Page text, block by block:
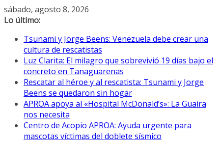
Saltar
al
sábado, agosto 8, 2026
Lo último:
Tsunami y Jorge Beens: Venezuela debe crear una
cultura de rescatistas
Luz Clarita: El milagro que sobrevivió 19 días bajo el
concreto en Tanaguarenas
Rescatar al héroe y al rescatista: Tsunami y Jorge
Beens se quedaron sin hogar
APROA apoya al «Hospital McDonald’s»: La Guaira
nos necesita
Centro de Acopio APROA: Ayuda urgente para
mascotas víctimas del doblete sísmico